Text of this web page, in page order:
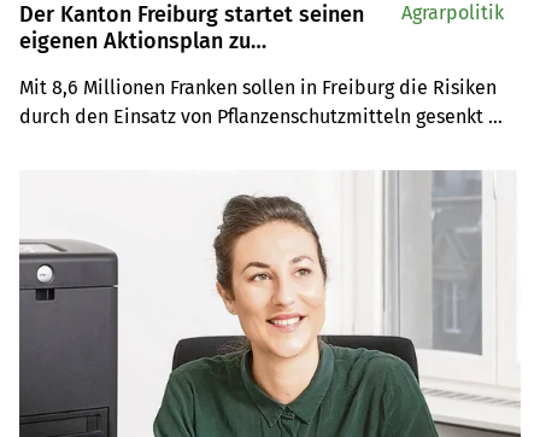
Der Kanton Freiburg startet seinen
eigenen Aktionsplan zu
Mit 8,6 Millionen Franken sollen in Freiburg die Risiken
durch den Einsatz von Pflanzenschutzmitteln gesenkt
Agrarpolitik